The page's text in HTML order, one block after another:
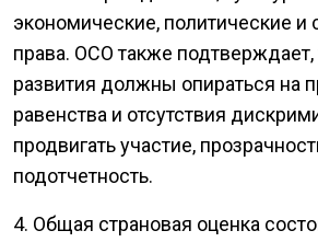
экономические, политические и
права. ОСО также подтверждает,
развития должны опираться на
равенства и отсутствия
продвигать участие,
подотчетность.
4. Общая страновая оценка